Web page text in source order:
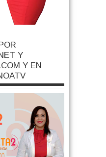
Y
Y EN